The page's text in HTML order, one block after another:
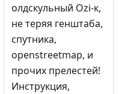
олдскульный Ozi-к,
не теряя генштаба,
спутника,
openstreetmap, и
прочих прелестей!
Инструкция,